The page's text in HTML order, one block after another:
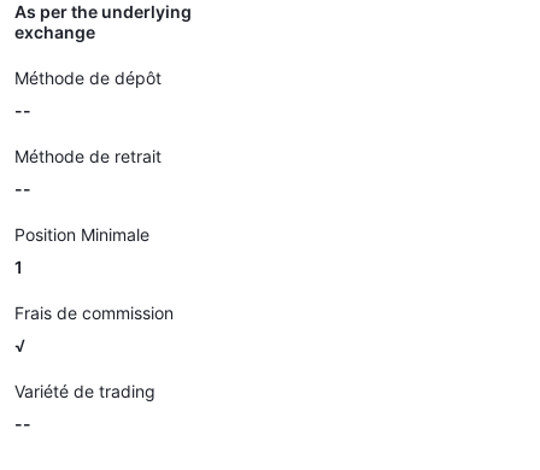
As per the underlying
exchange
Méthode de dépôt
--
Méthode de retrait
--
Position Minimale
1
Frais de commission
√
Variété de trading
--